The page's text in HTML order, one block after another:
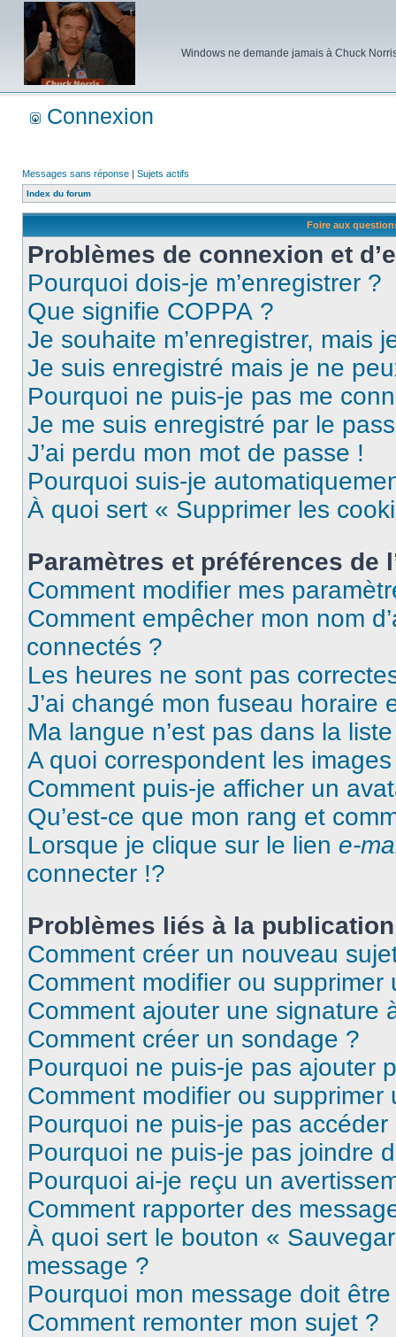
Windows ne demande jamais à Chuck
Connexion
Messages sans réponse | Sujets actifs
Index du forum
Foire aux
Problèmes de connexion et
Pourquoi dois-je m’enregistrer ?
Que signifie COPPA ?
Je souhaite m’enregistrer, mais
Je suis enregistré mais je ne
Pourquoi ne puis-je pas me
Je me suis enregistré par le
J’ai perdu mon mot de passe !
Pourquoi suis-je
À quoi sert « Supprimer les
Paramètres et préférences de
Comment modifier mes
Comment empêcher mon nom
connectés ?
Les heures ne sont pas
J’ai changé mon fuseau horaire
Ma langue n’est pas dans la
A quoi correspondent les
Comment puis-je afficher un
Qu’est-ce que mon rang et
Lorsque je clique sur le lien e-
connecter !?
Problèmes liés à la
Comment créer un nouveau
Comment modifier ou supprimer
Comment ajouter une signature
Comment créer un sondage ?
Pourquoi ne puis-je pas ajouter
Comment modifier ou supprimer
Pourquoi ne puis-je pas
Pourquoi ne puis-je pas joindre
Pourquoi ai-je reçu un
Comment rapporter des
À quoi sert le bouton «
message ?
Pourquoi mon message doit
Comment remonter mon sujet ?